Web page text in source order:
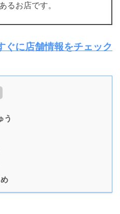
るお店です。
ぐに店舗情報をチェック
う